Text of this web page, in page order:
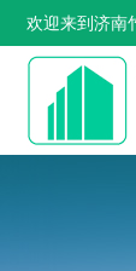
欢迎来到济南